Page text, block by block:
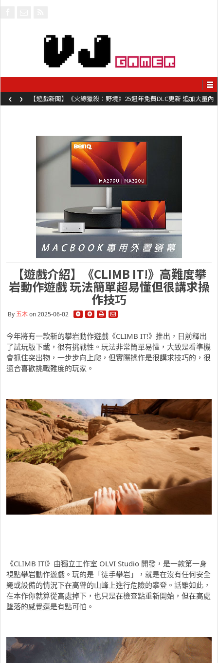
【遊戲新聞】《火線獵殺：野境》25週年免費DLC更新 追加大量內
容同時系舊作限時超平價折扣
‹ ›
【遊戲介紹】《CLIMB IT!》高難度攀
岩動作遊戲 玩法簡單超易懂但很講求操
作技巧
By五木on 2025-06-02
今年將有一款新的攀岩動作遊戲《CLIMB IT!》推出，日前釋出
了試玩版下載，很有挑戰性。玩法非常簡單易懂，大致是看準機
會抓住突出物，一步步向上爬，但實際操作是很講求技巧的，很
適合喜歡挑戰難度的玩家。
《CLIMB IT!》由獨立工作室 OLVI Studio 開發，是一款第一身
視點攀岩動作遊戲。玩的是「徒手攀岩」，就是在沒有任何安全
繩或設備的情況下在高聳的山峰上進行危險的攀登。話雖如此，
在本作你就算從高處掉下，也只是在檢查點重新開始，但在高處
墜落的感覺還是有點可怕。